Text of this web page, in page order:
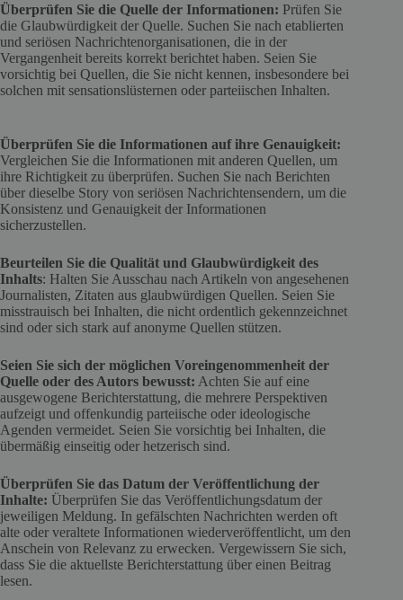
Überprüfen Sie die Quelle der Informationen: Prüfen Sie
die Glaubwürdigkeit der Quelle. Suchen Sie nach etablierten
und seriösen Nachrichtenorganisationen, die in der
Vergangenheit bereits korrekt berichtet haben. Seien Sie
vorsichtig bei Quellen, die Sie nicht kennen, insbesondere bei
solchen mit sensationslüsternen oder parteiischen Inhalten.
Überprüfen Sie die Informationen auf ihre Genauigkeit:
Vergleichen Sie die Informationen mit anderen Quellen, um
ihre Richtigkeit zu überprüfen. Suchen Sie nach Berichten
über dieselbe Story von seriösen Nachrichtensendern, um die
Konsistenz und Genauigkeit der Informationen
sicherzustellen.
Beurteilen Sie die Qualität und Glaubwürdigkeit des
Inhalts: Halten Sie Ausschau nach Artikeln von angesehenen
Journalisten, Zitaten aus glaubwürdigen Quellen. Seien Sie
misstrauisch bei Inhalten, die nicht ordentlich gekennzeichnet
sind oder sich stark auf anonyme Quellen stützen.
Seien Sie sich der möglichen Voreingenommenheit der
Quelle oder des Autors bewusst: Achten Sie auf eine
ausgewogene Berichterstattung, die mehrere Perspektiven
aufzeigt und offenkundig parteiische oder ideologische
Agenden vermeidet. Seien Sie vorsichtig bei Inhalten, die
übermäßig einseitig oder hetzerisch sind.
Überprüfen Sie das Datum der Veröffentlichung der
Inhalte: Überprüfen Sie das Veröffentlichungsdatum der
jeweiligen Meldung. In gefälschten Nachrichten werden oft
alte oder veraltete Informationen wiederveröffentlicht, um den
Anschein von Relevanz zu erwecken. Vergewissern Sie sich,
dass Sie die aktuellste Berichterstattung über einen Beitrag
lesen.